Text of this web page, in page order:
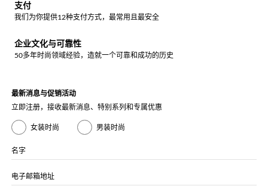
支付
我们为你提供12种支付方式，最常用且最安全
企业文化与可靠性
50多年时尚领域经验，造就一个可靠和成功的历史
最新消息与促销活动
立即注册，接收最新消息、特别系列和专属优惠
女装时尚 男装时尚
名字
电子邮箱地址